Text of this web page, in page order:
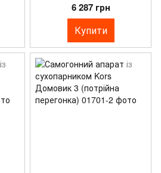
6 287 грн
Купити